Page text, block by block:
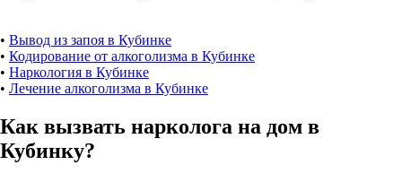
• Вывод из запоя в Кубинке
• Кодирование от алкоголизма в Кубинке
• Наркология в Кубинке
• Лечение алкоголизма в Кубинке
Как вызвать нарколога на дом в
Кубинку?